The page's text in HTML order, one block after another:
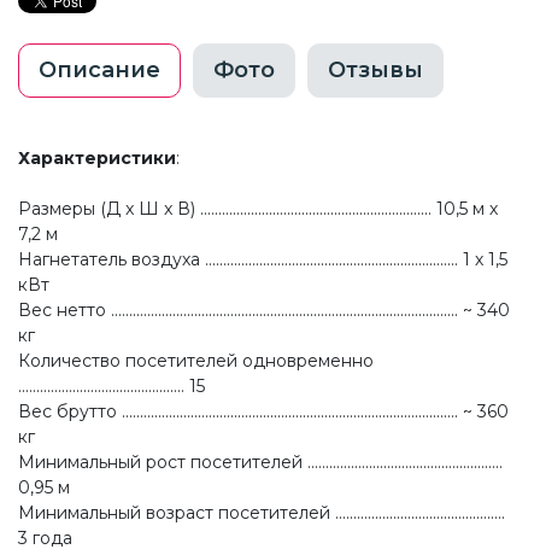
Описание Фото Отзывы
Характеристики:
Размеры (Д x Ш x В) ................................................................ 10,5 м х
7,2 м
Нагнетатель воздуха ...................................................................... 1 х 1,5
кВт
Вес нетто ................................................................................................ ~ 340
кг
Количество посетителей одновременно
.............................................. 15
Вес брутто ............................................................................................. ~ 360
кг
Минимальный рост посетителей ......................................................
0,95 м
Минимальный возраст посетителей ...............................................
3 года